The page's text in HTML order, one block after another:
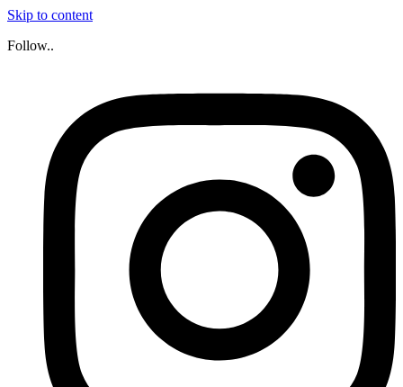
Skip to content
Follow..